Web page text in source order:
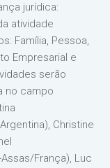
jurídica:
atividade
Família, Pessoa,
Empresarial e
serão
no campo
Christine
França), Luc